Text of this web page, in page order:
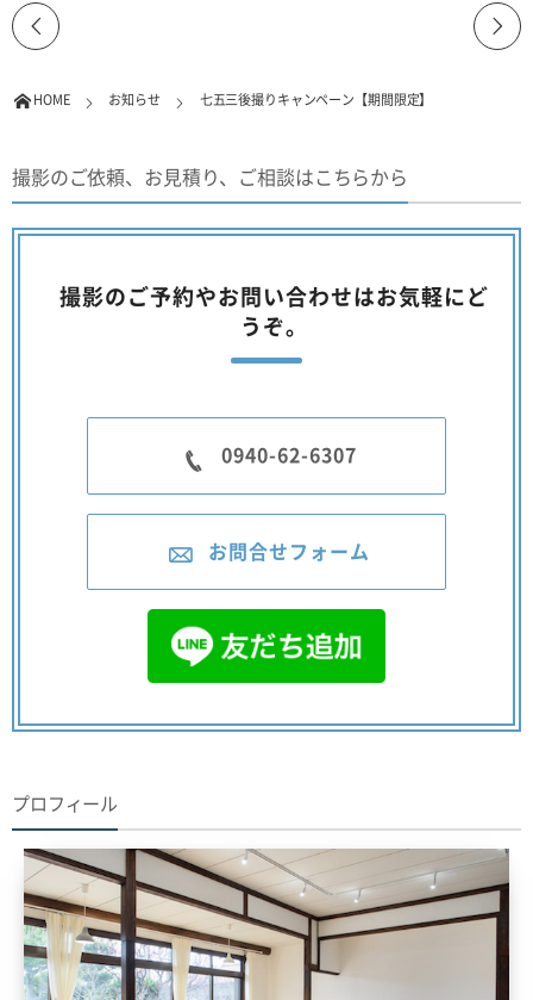
HOME お知らせ 七五三後撮りキャンペーン【期間限定】
撮影のご依頼、お見積り、ご相談はこちらから
撮影のご予約やお問い合わせはお気軽にど
うぞ。
0940-62-6307
お問合せフォーム
プロフィール